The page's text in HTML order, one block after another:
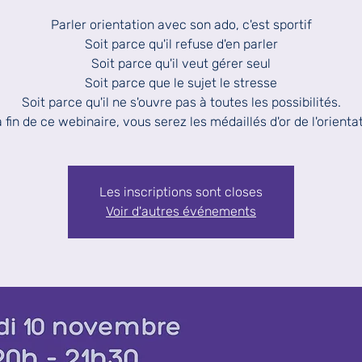
Parler orientation avec son ado, c'est sportif
Soit parce qu'il refuse d'en parler
Soit parce qu'il veut gérer seul
Soit parce que le sujet le stresse
Soit parce qu'il ne s'ouvre pas à toutes les possibilités.
fin de ce webinaire, vous serez les médaillés d'or de
Les inscriptions sont closes
Voir d'autres événements